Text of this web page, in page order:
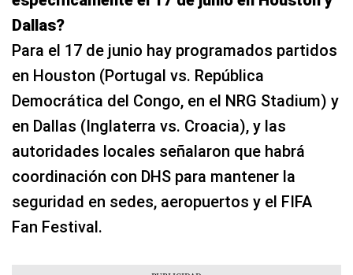
Dallas?
Para el 17 de junio hay programados partidos
en Houston (Portugal vs. República
Democrática del Congo, en el NRG Stadium) y
en Dallas (Inglaterra vs. Croacia), y las
autoridades locales señalaron que habrá
coordinación con DHS para mantener la
seguridad en sedes, aeropuertos y el FIFA
Fan Festival.